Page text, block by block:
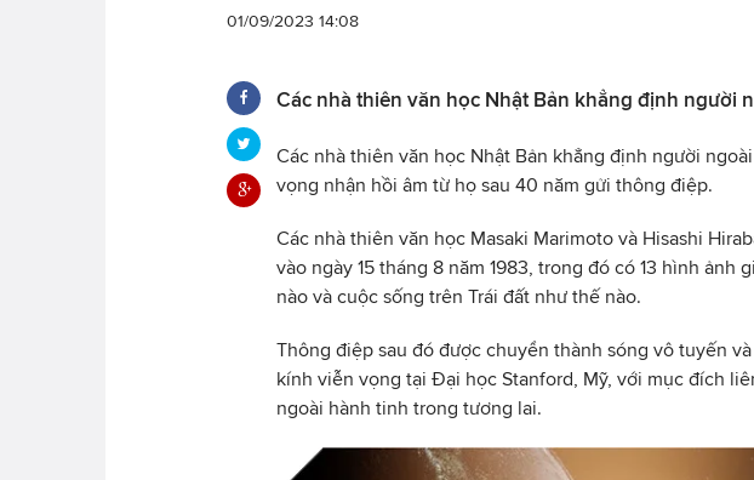
01/09/2023 14:08
Các nhà thiên văn học Nhật Bản khẳng định người
Các nhà thiên văn học Nhật Bản khẳng định người
vọng nhận hồi âm từ họ sau 40 năm gửi thông điệp.
Các nhà thiên văn học Masaki Marimoto và Hisashi
vào ngày 15 tháng 8 năm 1983, trong đó có 13 hình ảnh
nào và cuộc sống trên Trái đất như thế nào.
Thông điệp sau đó được chuyển thành sóng vô tuyến
kính viễn vọng tại Đại học Stanford, Mỹ, với mục đích
ngoài hành tinh trong tương lai.